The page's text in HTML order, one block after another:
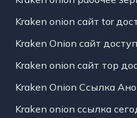
Kraken onion сайт tor
Kraken Onion сайт
Kraken onion сайт тор
Kraken Onion Ссылка
Kraken onion ссылка